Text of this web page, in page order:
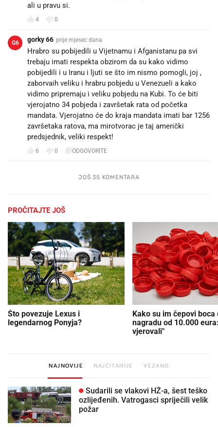
ali u pravu si.
4 0
G6 gorky 66 prije mjesec dana
Hrabro su pobijedili u Vijetnamu i Afganistanu pa svi
trebaju imati respekta obzirom da su kako vidimo
pobijedili i u Iranu i ljuti se što im nismo pomogli, joj ,
zaborvaih veliku i hrabru pobjedu u Venezueli a kako
vidimo pripremaju i veliku pobjedu na Kubi. To će biti
vjerojatno 34 pobjeda i završetak rata od početka
mandata. Vjerojatno će do kraja mandata imati bar 1256
završetaka ratova, ma mirotvorac je taj američki
predsjednik, veliki respekt!
6 0 ODGOVORITE
JOŠ 35 KOMENTARA
PROČITAJTE JOŠ
Što povezuje Lexus i
legendarnog Ponyja?
Kako su im čepovi boca
nagradu od 10.000
vjerovali"
NAJNOVIJE NAJČITANIJE VEZANO
Sudarili se vlakovi HŽ-a, šest teško
ozlijeđenih. Vatrogasci spriječili velik
požar